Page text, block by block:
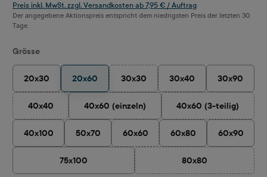
Preis inkl. MwSt. zzgl. Versandkosten ab 7,95 € / Auftrag
Der angegebene Aktionspreis entspricht dem niedrigsten Preis der letzten 30
Tage.
Grösseauswählen
20x30 20x60 30x30
(Diese Option ist zurzeit nicht
30x40 30x90
40x40
(Diese Option ist zurzeit nicht verfügbar.)
40x60 (einzeln) 40x60 (3-teilig)
(Diese Option ist
40x100 50x70 60x60
(Diese Option ist zurzeit nicht
60x80 60x90
75x100 80x80
(Diese Option ist